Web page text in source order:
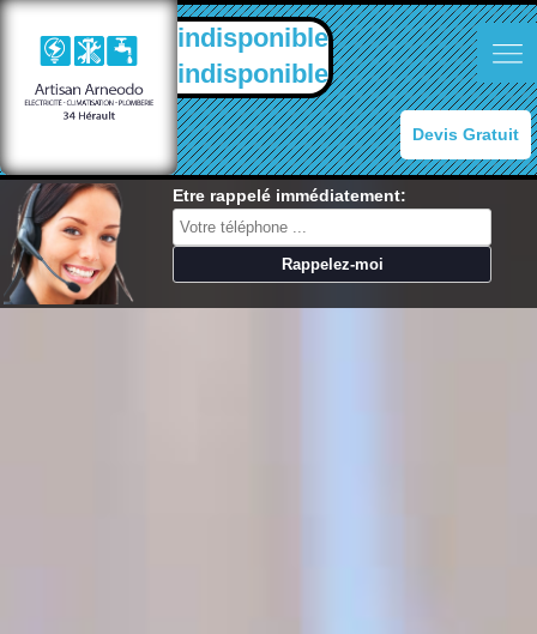
indisponible
indisponible
Devis Gratuit
Etre rappelé immédiatement: